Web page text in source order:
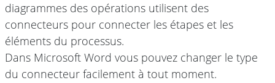
diagrammes des opérations utilisent des
connecteurs pour connecter les étapes et les
éléments du processus.
Dans Microsoft Word vous pouvez changer le type
du connecteur facilement à tout moment.